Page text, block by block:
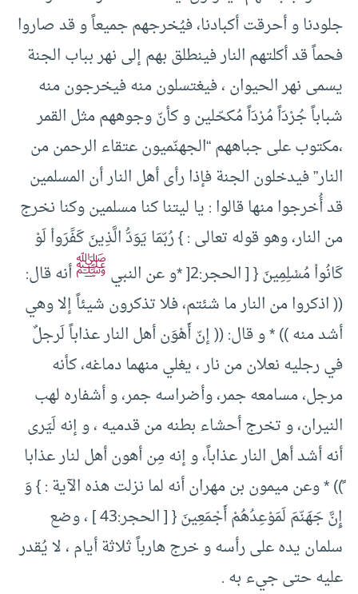
جلودنا و أحرقت أكبادنا، فيُخرجهم جميعاً و قد صاروا
فحماً قد أكلتهم النار فينطلق بهم إلى نهر بباب الجنة
يسمى نهر الحيوان ، فيغتسلون منه فيخرجون منه
شباباً جُرْدَاً مُرْدَاً مُكحّلين و كأنّ وجوههم مثل القمر
،مكتوب على جباههم “الجهنّميون عتقاء الرحمن من
النار” فيدخلون الجنة فإذا رأى أهل النار أن المسلمين
قد أُخرجوا منها قالوا : يا ليتنا كنا مسلمين وكنا نخرج
من النار، وهو قوله تعالى : } رُبّمَا يَوَدُّ الَّذِينَ كَفََرَواْ لَوْ
كَانُواْ مُسْلِمِينَ { [ الحجر:2[ *و عن النبي
ﷺأنه قال:
(( اذكروا من النار ما شئتم، فلا تذكرون شيئاً إلا وهي
أشد منه )) * و قال: (( إنّ أَهْوَن أهل النار عذاباً لَرجلٌ
في رجليه نعلان من نار ، يغلي منهما دماغه، كأنه
مرجل، مسامعه جمر، وأضراسه جمر، و أشفاره لهب
النيران، و تخرج أحشاء بطنه من قدميه ، و إنه لَيَرى
أنه أشد أهل النار عذاباً، و إنه مِن أهون أهل لنار عذابا
ً)) * وعن ميمون بن مهران أنه لما نزلت هذه الآية : } وَ
إِنَّ جَهَنّمَ لَمَوْعِدُهُمْ أَجْمَعِينَ { [ الحجر:43 ] ، وضع
سلمان يده على رأسه و خرج هارباً ثلاثة أيام ، لا يُقدر
عليه حتى جيء به .